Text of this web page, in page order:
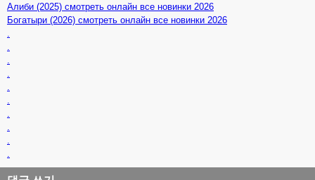
Алиби (2025) смотреть онлайн все новинки 2026
Богатыри (2026) смотреть онлайн все новинки 2026